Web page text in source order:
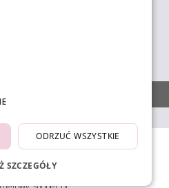
ODRZUĆ WSZYSTKIE
SZCZEGÓŁY